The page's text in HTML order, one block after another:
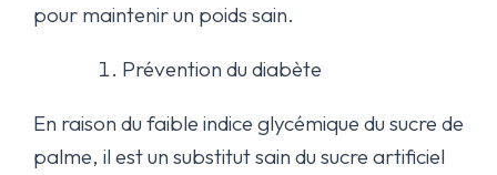
pour maintenir un poids sain.
Prévention du diabète
En raison du faible indice glycémique du sucre de
palme, il est un substitut sain du sucre artificiel